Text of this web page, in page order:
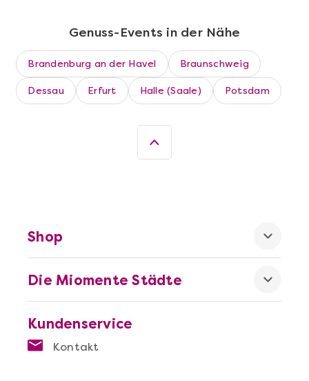
Wein- & Käse-Genuss@Home für 2
Leipzig erschmecken
Genuss-Events in der Nähe
Brandenburg an der Havel Braunschweig
Dessau Erfurt Halle (Saale) Potsdam
Kundenservice
Kontakt
Die Miomente Städte
Shop